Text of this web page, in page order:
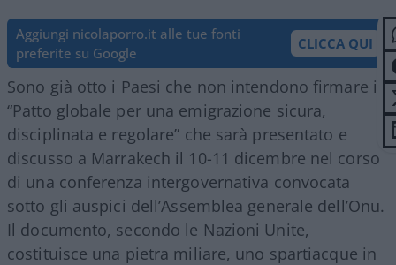
Aggiungi nicolaporro.it alle tue fonti
preferite su Google
CLICCA QUI
Sono già otto i Paesi che non intendono firmare il
“Patto globale per una emigrazione sicura,
disciplinata e regolare” che sarà presentato e
discusso a Marrakech il 10-11 dicembre nel corso
di una conferenza intergovernativa convocata
sotto gli auspici dell’Assemblea generale dell’Onu.
Il documento, secondo le Nazioni Unite,
costituisce una pietra miliare, uno spartiacque in